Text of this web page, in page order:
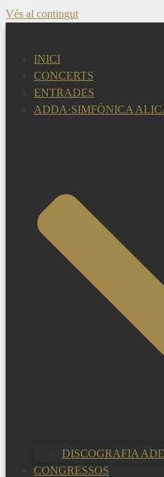
Vés al contingut
INICI
CONCERTS
ENTRADES
ADDA·SIMFÒNICA
DISCOGRAFIA
CONGRESSOS